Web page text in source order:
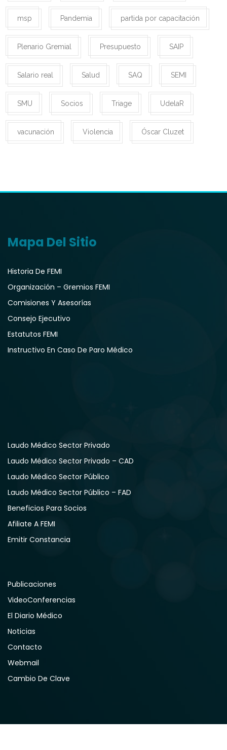
msp Pandemia partida por capacitación
Plenario Gremial Presupuesto SAIP
Salario real Salud SAQ SEMI
SMU Socios Triage UdelaR
vacunación Violencia Óscar Cluzet
Mapa Del Sitio
Historia De FEMI
Organización – Gremios FEMI
Comisiones Y Asesorías
Consejo Ejecutivo
Estatutos FEMI
Instructivo En Caso De Paro Médico
Laudo Médico Sector Privado
Laudo Médico Sector Privado – CAD
Laudo Médico Sector Público
Laudo Médico Sector Público – FAD
Beneficios Para Socios
Afiliate A FEMI
Emitir Constancia
Publicaciones
VideoConferencias
El Diario Médico
Noticias
Contacto
Webmail
Cambio De Clave